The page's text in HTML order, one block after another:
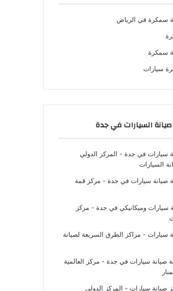
سمكرة في الرياض
سمكرة
سيارات
السيارات في جدة
سيارات في جدة - المركز الدولي
السيارات
صيانة سيارات في جدة - مركز قمة
سيارات وميكانيكي في جدة - مركز
سيارات - مراكز الطرق السريعة لصيانة
صيانة سيارات في جدة - مركز العالمية
صيانة سيارات - المركز الدولي